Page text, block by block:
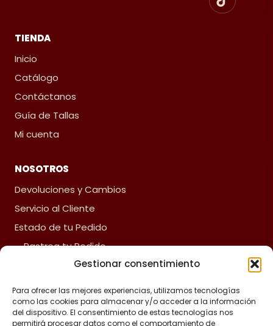
Gestionar consentimiento
Para ofrecer las mejores experiencias, utilizamos tecnologías
como las cookies para almacenar y/o acceder a la información
del dispositivo. El consentimiento de estas tecnologías nos
permitirá procesar datos como el comportamiento de
TIENDA
Inicio
Catálogo
Contáctanos
Guía de Tallas
Mi cuenta
NOSOTROS
Devoluciones y Cambios
Servicio al Cliente
Estado de tu Pedido
Rastrea tu Pedido
Preguntas Frecuentes
ACERCA DE FLIZ